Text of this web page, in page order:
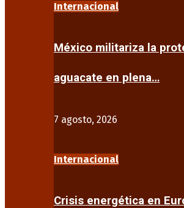
Internacional
México militariza la
aguacate en plena…
7 agosto, 2026
Internacional
Crisis energética en